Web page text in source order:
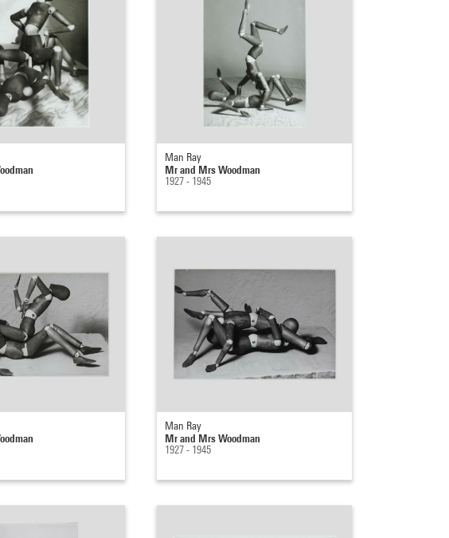
Man Ray
Mr and Mrs Woodman
1927 - 1945
Man Ray
Mr and Mrs Woodman
1927 - 1945